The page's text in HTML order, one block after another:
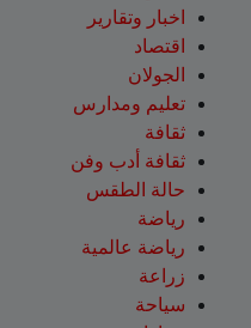
اخبار وتقارير
اقتصاد
الجولان
تعليم ومدارس
ثقافة
ثقافة أدب وفن
حالة الطقس
رياضة
رياضة عالمية
زراعة
سياحة